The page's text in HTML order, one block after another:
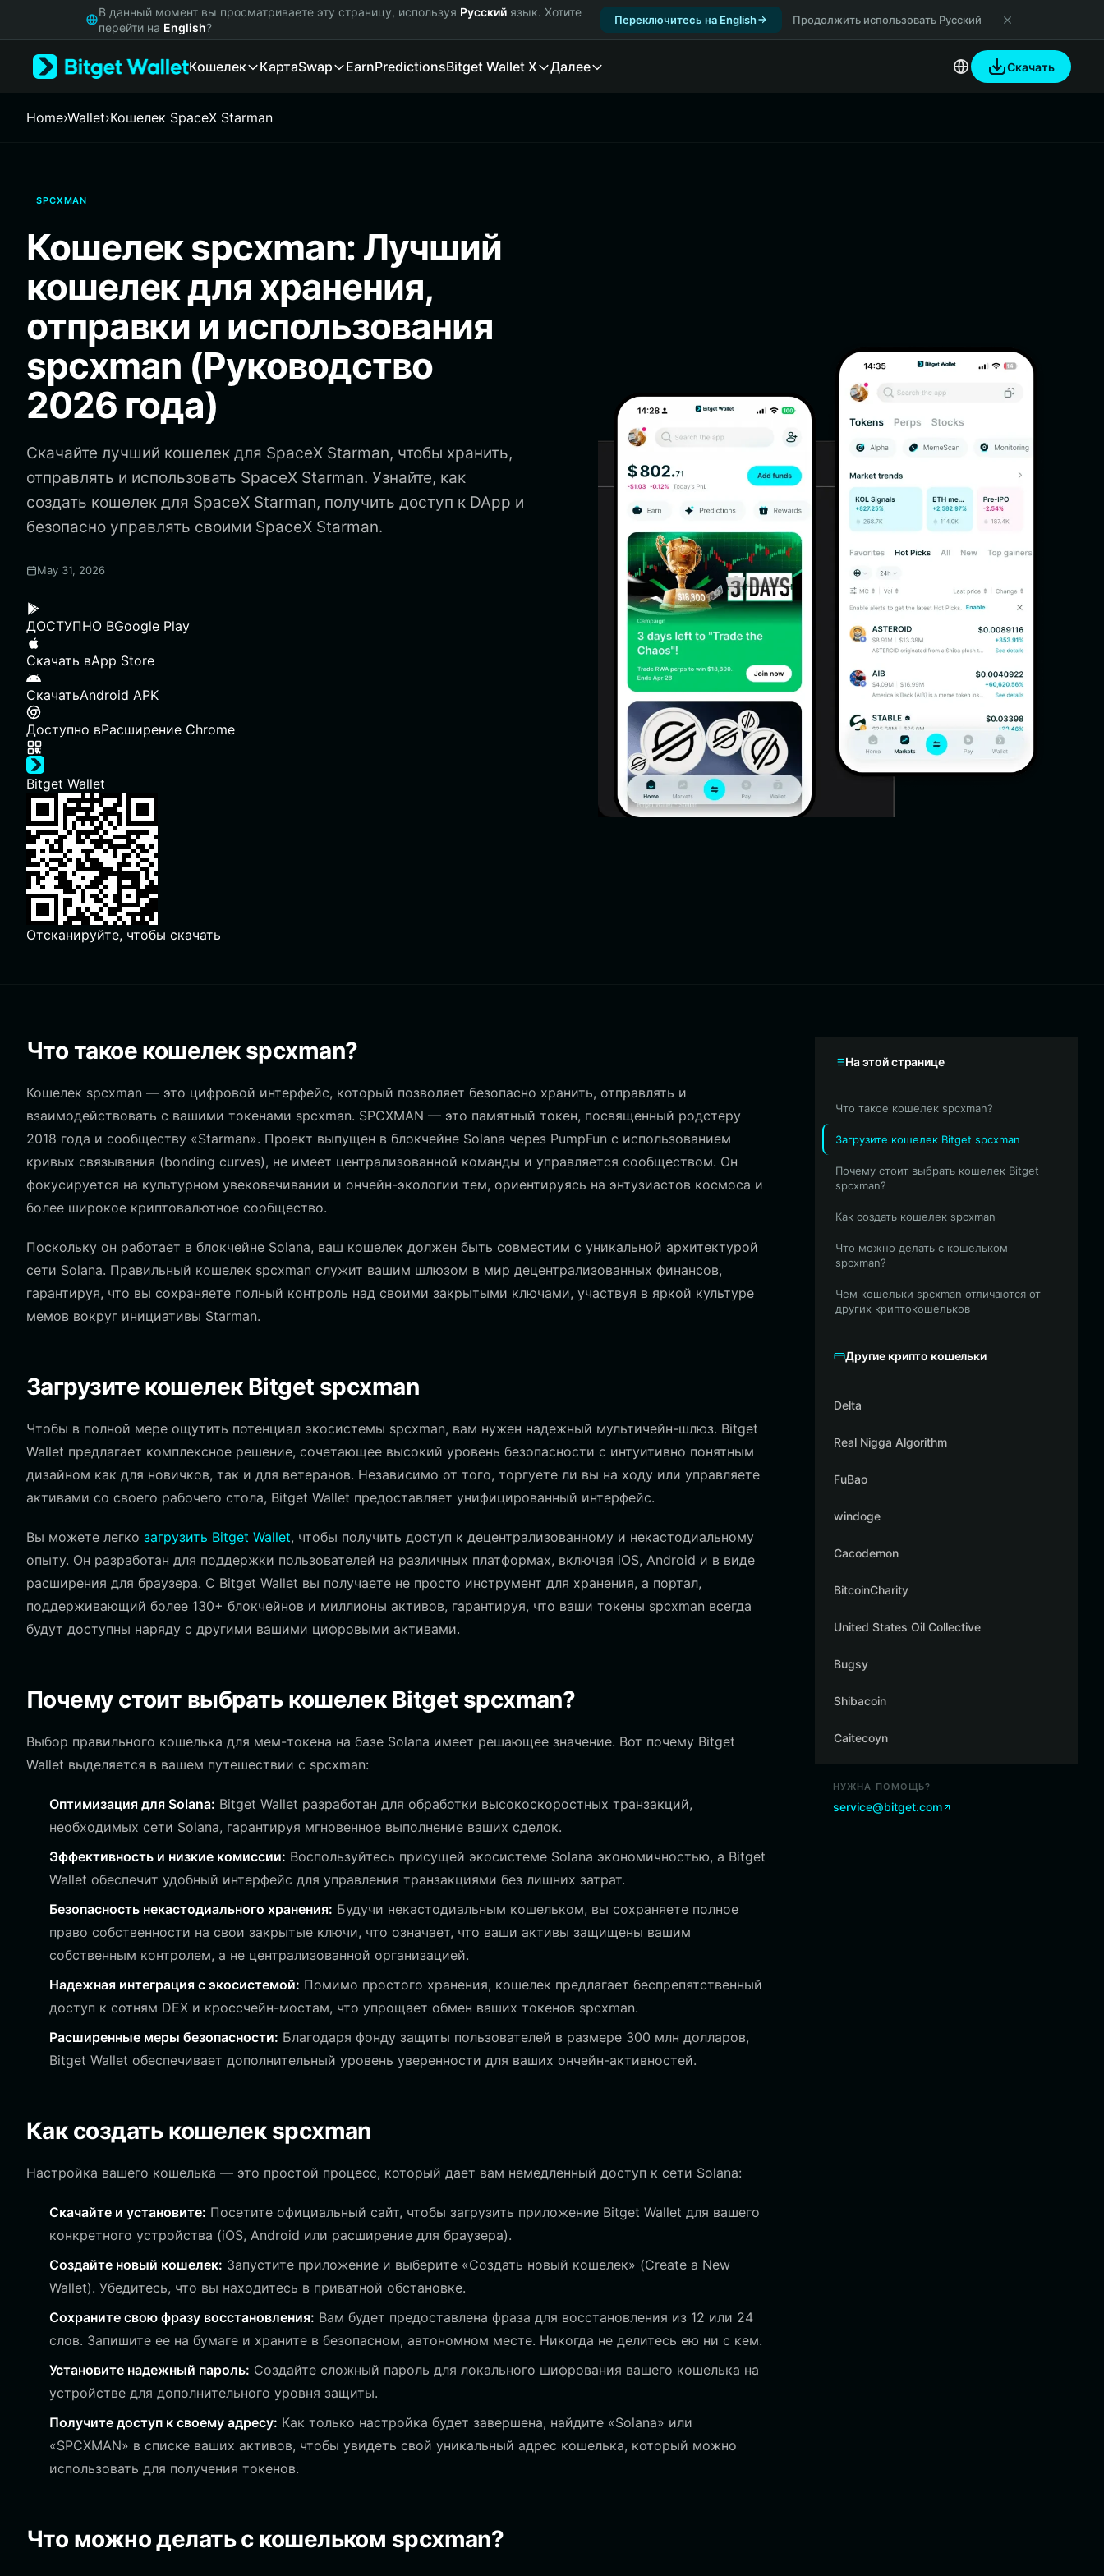
Русский
Italiano
繁體中文
Bahasa Indonesia
ภาษาไทย
Español
Português (Brasil)
Español (Argentina)
В данный момент вы просматриваете эту страницу, используя Русский язык. Хотите
перейти на English?
Переключитесь на English Продолжить использовать Русский
Кошелек КартаSwap EarnPredictionsBitget Wallet X Далее Скачать
Home›Wallet›Кошелек SpaceX Starman
SPCXMAN
Кошелек spcxman: Лучший
кошелек для хранения,
отправки и использования
spcxman (Руководство
2026 года)
Скачайте лучший кошелек для SpaceX Starman, чтобы хранить,
отправлять и использовать SpaceX Starman. Узнайте, как
создать кошелек для SpaceX Starman, получить доступ к DApp и
безопасно управлять своими SpaceX Starman.
May 31, 2026
ДОСТУПНО ВGoogle Play
Скачать вApp Store
СкачатьAndroid APK
Доступно вРасширение Chrome
Bitget Wallet
Отсканируйте, чтобы скачать
Что такое кошелек spcxman?
Кошелек spcxman — это цифровой интерфейс, который позволяет безопасно хранить, отправлять и
взаимодействовать с вашими токенами spcxman. SPCXMAN — это памятный токен, посвященный родстеру
2018 года и сообществу «Starman». Проект выпущен в блокчейне Solana через PumpFun с использованием
кривых связывания (bonding curves), не имеет централизованной команды и управляется сообществом. Он
фокусируется на культурном увековечивании и ончейн-экологии тем, ориентируясь на энтузиастов космоса и
более широкое криптовалютное сообщество.
Поскольку он работает в блокчейне Solana, ваш кошелек должен быть совместим с уникальной архитектурой
сети Solana. Правильный кошелек spcxman служит вашим шлюзом в мир децентрализованных финансов,
гарантируя, что вы сохраняете полный контроль над своими закрытыми ключами, участвуя в яркой культуре
мемов вокруг инициативы Starman.
Загрузите кошелек Bitget spcxman
Чтобы в полной мере ощутить потенциал экосистемы spcxman, вам нужен надежный мультичейн-шлюз. Bitget
Wallet предлагает комплексное решение, сочетающее высокий уровень безопасности с интуитивно понятным
дизайном как для новичков, так и для ветеранов. Независимо от того, торгуете ли вы на ходу или управляете
активами со своего рабочего стола, Bitget Wallet предоставляет унифицированный интерфейс.
Вы можете легко загрузить Bitget Wallet, чтобы получить доступ к децентрализованному и некастодиальному
опыту. Он разработан для поддержки пользователей на различных платформах, включая iOS, Android и в виде
расширения для браузера. С Bitget Wallet вы получаете не просто инструмент для хранения, а портал,
поддерживающий более 130+ блокчейнов и миллионы активов, гарантируя, что ваши токены spcxman всегда
будут доступны наряду с другими вашими цифровыми активами.
Почему стоит выбрать кошелек Bitget spcxman?
Выбор правильного кошелька для мем-токена на базе Solana имеет решающее значение. Вот почему Bitget
Wallet выделяется в вашем путешествии с spcxman:
Оптимизация для Solana: Bitget Wallet разработан для обработки высокоскоростных транзакций,
необходимых сети Solana, гарантируя мгновенное выполнение ваших сделок.
Эффективность и низкие комиссии: Воспользуйтесь присущей экосистеме Solana экономичностью, а Bitget
Wallet обеспечит удобный интерфейс для управления транзакциями без лишних затрат.
Безопасность некастодиального хранения: Будучи некастодиальным кошельком, вы сохраняете полное
право собственности на свои закрытые ключи, что означает, что ваши активы защищены вашим
собственным контролем, а не централизованной организацией.
Надежная интеграция с экосистемой: Помимо простого хранения, кошелек предлагает беспрепятственный
доступ к сотням DEX и кроссчейн-мостам, что упрощает обмен ваших токенов spcxman.
Расширенные меры безопасности: Благодаря фонду защиты пользователей в размере 300 млн долларов,
Bitget Wallet обеспечивает дополнительный уровень уверенности для ваших ончейн-активностей.
Как создать кошелек spcxman
Настройка вашего кошелька — это простой процесс, который дает вам немедленный доступ к сети Solana:
Скачайте и установите: Посетите официальный сайт, чтобы загрузить приложение Bitget Wallet для вашего
конкретного устройства (iOS, Android или расширение для браузера).
Создайте новый кошелек: Запустите приложение и выберите «Создать новый кошелек» (Create a New
Wallet). Убедитесь, что вы находитесь в приватной обстановке.
Сохраните свою фразу восстановления: Вам будет предоставлена фраза для восстановления из 12 или 24
слов. Запишите ее на бумаге и храните в безопасном, автономном месте. Никогда не делитесь ею ни с кем.
Установите надежный пароль: Создайте сложный пароль для локального шифрования вашего кошелька на
устройстве для дополнительного уровня защиты.
Получите доступ к своему адресу: Как только настройка будет завершена, найдите «Solana» или
«SPCXMAN» в списке ваших активов, чтобы увидеть свой уникальный адрес кошелька, который можно
использовать для получения токенов.
Что можно делать с кошельком spcxman?
На этой странице
Что такое кошелек spcxman?
Загрузите кошелек Bitget spcxman
Почему стоит выбрать кошелек Bitget
spcxman?
Как создать кошелек spcxman
Что можно делать с кошельком
spcxman?
Чем кошельки spcxman отличаются от
других криптокошельков
Другие крипто кошельки
Delta
Real Nigga Algorithm
FuBao
windoge
Cacodemon
BitcoinCharity
United States Oil Collective
Bugsy
Shibacoin
Caitecoyn
НУЖНА ПОМОЩЬ?
service@bitget.com